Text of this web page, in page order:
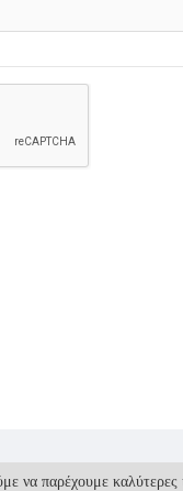
να παρέχουμε